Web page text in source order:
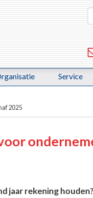
Service
2025
jaar rekening